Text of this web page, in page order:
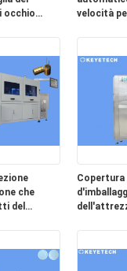
occhio
velocità
che
del
Copertura